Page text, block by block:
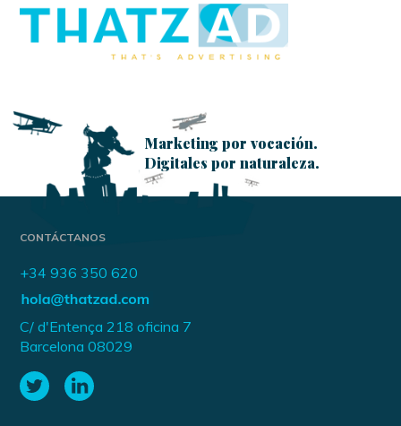
Marketing por vocación.
Digitales por naturaleza.
CONTÁCTANOS
+34 936 350 620
C/ d'Entença 218 oficina 7
Barcelona 08029